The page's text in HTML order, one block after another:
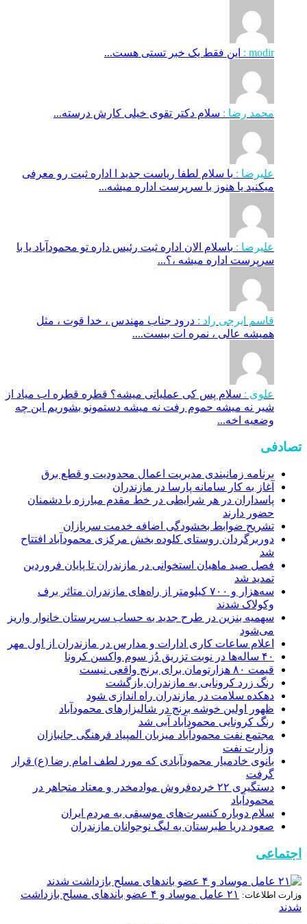
modir : این فقط یک خبر تستی هست...
محمد رضا : سلام دکتر تقوی خیلی کارش درسته...
علیرضا : با سلام لطفا ریاست جدید ا اداره ثبت‌ رو معرفی
میکنید یا هنوز با سرپرست اداره‌ میشه...
علیرضا : باسلام الان اداره ثبت رئیس داره تو محمودآباد یا با
سرپرست اداره میشه ،؟...
قاسم ایرجی راد : درود جناب مهندس ، خدا قوت ، مثل
همیشه عالی ، نمره ات بیست....
علوی : سلام پس کی عملیاتی میشه؟ قطره قطره اب میاد از
شیر نه میشه حموم رفت نه میشه دستمونو بشوریم این چه
وضعیه اخه...
تصادفی
برنامه زمانبندی مدیریت اعمال محدودیت و قطع برق
آغاز به کار سامانه پارسا در مازندران
پاسداران در هر شرایطی در خط مقدم مبارزه با دشمنان
حضور دارند
تشریح ضوابط بخشودگی اضافه خدمت سربازان
دوربرگردان روستای کلوده بخش مرکزی محمودآباد افتتاح
شد
فصل صید ماهیان استخوانی در مازندران تا پایان فروردین
تمدید شد
سه‌هزار و ۷۰۰ کیلومتر از راه‌های مازندران متاثر برف
وکولاک شدند
سهمیه بنزین در طرح جدید به حساب سرپرستان خانوار واریز
می‌شود
اعلام ساعات کاری ادارات و مدارس در مازندران از اول مهر
۴۰ ساله‌ها در نوبت تزریق دُز سوم واکسن کرونا
قیمت ۸۰ هزارتومان برای برنج واقعی نیست
رنگ زرد کرونایی به مازندران بازگشت
دهکده سلامت در مازندران راه اندازی شود
ظهور اولین خوشه برنج در شالیزارهای محمودآباد
رنگ کرونایی محمودآباد آبی شد
مجتمع نفت محمودآباد میزبان المپیاد فرهنگی جانبازان
وزارت نفت
بانوی خادمیار محمودآبادی که مورد لطف امام رضا (ع) قرار
گرفت
دستگیری ۲۲ خرده‌فروش موادمخدر و معتاد متجاهر در
محمودآباد
سلام دوباره کنسرت‌های موسیقی به مردم ایران
صعود دریا طبرستان به لیگ نوجوانان مازندران
اجتماعی
وزارت اطلاعات:
۲۱ عامل موساد و ۴ عضو باند‌های مسلح بازداشت
شدند